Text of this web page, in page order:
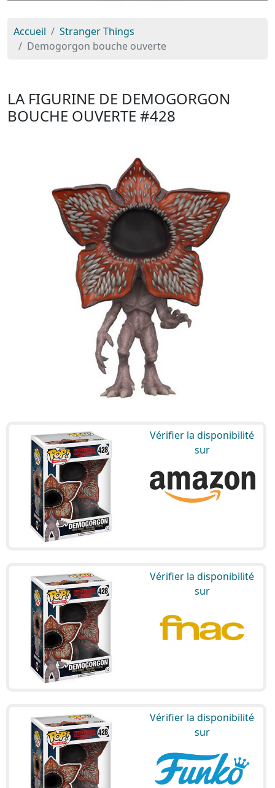
Accueil
Stranger Things
Demogorgon bouche ouverte
LA FIGURINE DE DEMOGORGON
BOUCHE OUVERTE #428
Vérifier la disponibilité
sur
Vérifier la disponibilité
sur
Vérifier la disponibilité
sur